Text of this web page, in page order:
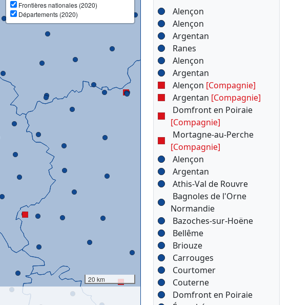
Frontières nationales (2020)
Départements (2020)
20 km
Alençon
Alençon
Argentan
Ranes
Alençon
Argentan
Alençon [Compagnie]
Argentan [Compagnie]
Domfront en Poiraie
[Compagnie]
Mortagne-au-Perche
[Compagnie]
Alençon
Argentan
Athis-Val de Rouvre
Bagnoles de l'Orne
Normandie
Bazoches-sur-Hoëne
Bellême
Briouze
Carrouges
Courtomer
Couterne
Domfront en Poiraie